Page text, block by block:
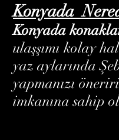
Konyada
Konyada
ulaşşımı kolay
yaz aylarında
yapmanızı
imkanına sahip